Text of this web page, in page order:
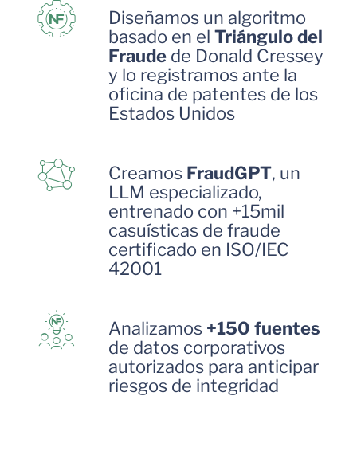
Diseñamos un algoritmo
basado en el Triángulo del
Fraudede Donald Cressey
y lo registramos ante la
oficina de patentes de los
Estados Unidos
Creamos FraudGPT, un
LLM especializado,
entrenado con +15mil
casuísticas de fraude
certificado en ISO/IEC
42001
Analizamos +150 fuentes
de datos corporativos
autorizados para anticipar
riesgos de integridad